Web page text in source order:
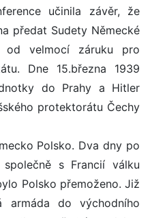
učinila závěr, že
předat Sudety Německé
velmocí záruku pro
Dne 15.března 1939
do Prahy a Hitler
protektorátu Čechy
Polsko. Dva dny po
s Francií válku
Polsko přemoženo. Již
armáda do východního